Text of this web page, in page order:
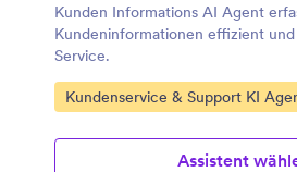
Kunden Informations AI Agent
Kundeninformationen effizient
Service.
Zur Kategorie:
Kundenservice & Support KI
Assistent